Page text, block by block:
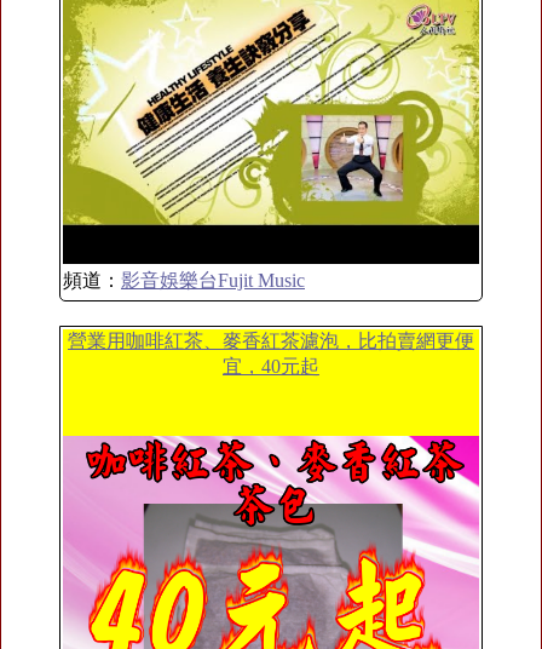
頻道： 影音娛樂台Fujit Music
營業用咖啡紅茶、麥香紅茶濾泡，比拍賣網更便
宜，40元起